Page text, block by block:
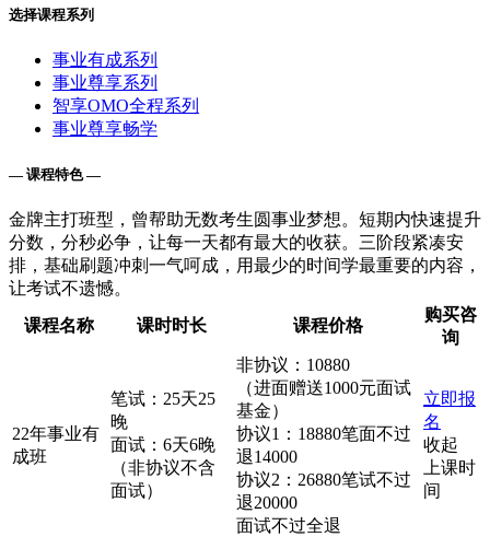
选择课程系列
事业有成系列
事业尊享系列
智享OMO全程系列
事业尊享畅学
— 课程特色 —
金牌主打班型，曾帮助无数考生圆事业梦想。短期内快速提升
分数，分秒必争，让每一天都有最大的收获。三阶段紧凑安
排，基础刷题冲刺一气呵成，用最少的时间学最重要的内容，
让考试不遗憾。
课程名称
课时时长 课程价格
购买咨
询
22年事业有
成班
笔试：25天25
晚
面试：6天6晚
（非协议不含
面试）
非协议：10880
（进面赠送1000元面试
基金）
协议1：18880笔面不过
退14000
协议2：26880笔试不过
退20000
面试不过全退
立即报
名
收起
上课时
间